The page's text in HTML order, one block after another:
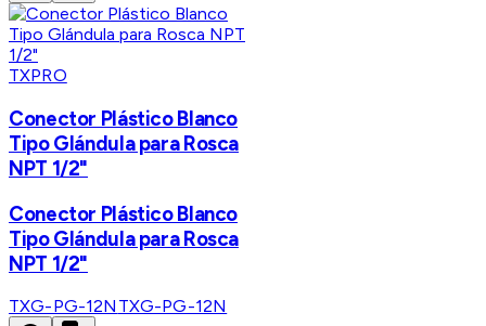
TXPRO
Conector Plástico Blanco
Tipo Glándula para Rosca
NPT 1/2"
Conector Plástico Blanco
Tipo Glándula para Rosca
NPT 1/2"
TXG-PG-12N TXG-PG-12N